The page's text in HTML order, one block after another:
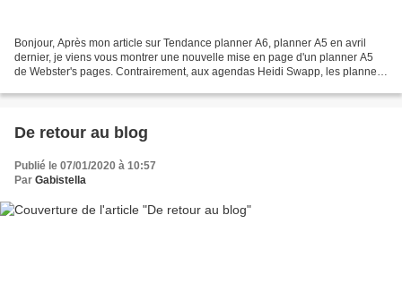
Bonjour, Après mon article sur Tendance planner A6, planner A5 en avril
dernier, je viens vous montrer une nouvelle mise en page d'un planner A5
de Webster's pages. Contrairement, aux agendas Heidi Swapp, les planners
De retour au blog
Publié le 07/01/2020 à 10:57
Par Gabistella